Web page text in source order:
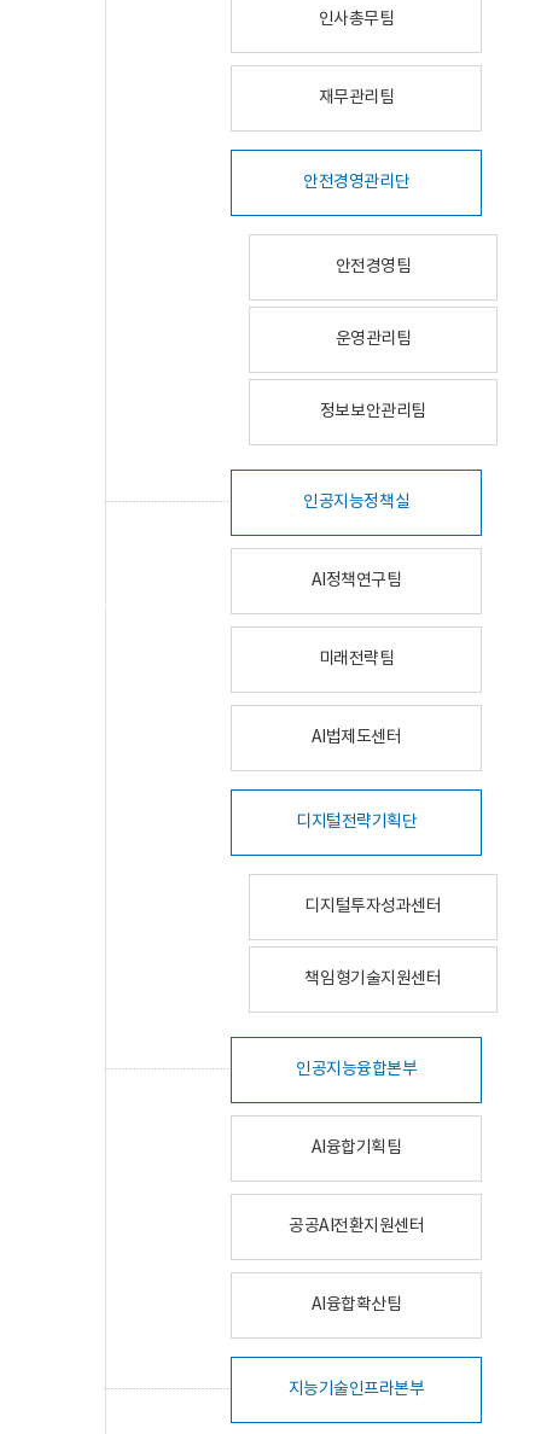
인사총무팀
재무관리팀
안전경영관리단
안전경영팀
운영관리팀
정보보안관리팀
인공지능정책실
AI정책연구팀
미래전략팀
AI법제도센터
디지털전략기획단
디지털투자성과센터
책임형기술지원센터
인공지능융합본부
AI융합기획팀
공공AI전환지원센터
AI융합확산팀
지능기술인프라본부